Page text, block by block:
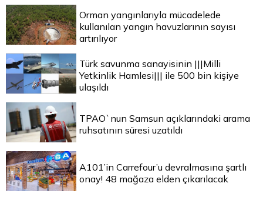
Orman yangınlarıyla mücadelede
kullanılan yangın havuzlarının sayısı
artırılıyor
Türk savunma sanayisinin |||Milli
Yetkinlik Hamlesi||| ile 500 bin kişiye
ulaşıldı
TPAO`nun Samsun açıklarındaki arama
ruhsatının süresi uzatıldı
A101’in Carrefour’u devralmasına şartlı
onay! 48 mağaza elden çıkarılacak